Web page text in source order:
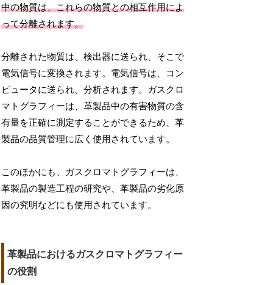
中の物質は、これらの物質との相互作用によ
って分離されます。
分離された物質は、検出器に送られ、そこで
電気信号に変換されます。電気信号は、コン
ピュータに送られ、分析されます。ガスクロ
マトグラフィーは、革製品中の有害物質の含
有量を正確に測定することができるため、革
製品の品質管理に広く使用されています。
このほかにも、ガスクロマトグラフィーは、
革製品の製造工程の研究や、革製品の劣化原
因の究明などにも使用されています。
革製品におけるガスクロマトグラフィー
の役割